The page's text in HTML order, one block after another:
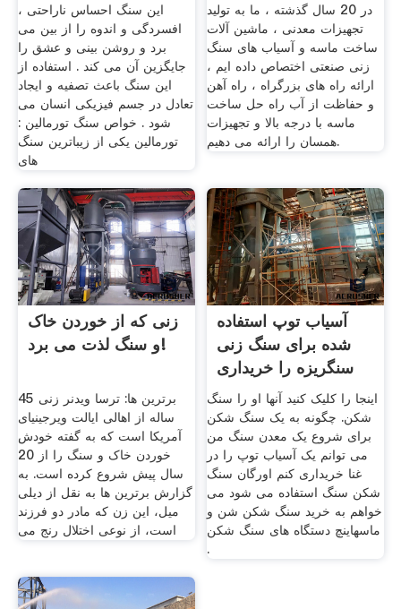
این سنگ احساس ناراحتی ،
افسردگی و اندوه را از بین می
برد و روشن بینی و عشق را
جایگزین آن می کند . استفاده از
این سنگ باعث تصفیه و ایجاد
تعادل در جسم فیزیکی انسان می
شود . خواص سنگ تورمالین :
تورمالین یکی از زیباترین سنگ
های
در 20 سال گذشته ، ما به تولید
تجهیزات معدنی ، ماشین آلات
ساخت ماسه و آسیاب های سنگ
زنی صنعتی اختصاص داده ایم ،
ارائه راه های بزرگراه ، راه آهن
و حفاظت از آب راه حل ساخت
ماسه با درجه بالا و تجهیزات
همسان را ارائه می دهیم.
زنی که از خوردن خاک
و سنگ لذت می برد‎!
برترین ها: ترسا ویدنر زنی 45
ساله از اهالی ایالت ویرجینیای
آمریکا است که به گفته خودش
خوردن خاک و سنگ را از 20
سال پیش شروع کرده است. به
گزارش برترین ها به نقل از دیلی
میل، این زن که مادر دو فرزند
است، از نوعی اختلال رنج می
آسیاب توپ استفاده
شده برای سنگ زنی
سنگریزه را خریداری
کنید
اینجا را کلیک کنید آنها او را سنگ
شکن. چگونه به یک سنگ شکن
برای شروع یک معدن سنگ من
می توانم یک آسیاب توپ را در
غنا خریداری کنم اورگان سنگ
شکن سنگ استفاده می شود می
خواهم به خرید سنگ شکن شن و
ماسهاینچ دستگاه های سنگ شکن
.